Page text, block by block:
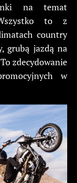
na temat
to z
country
grubą jazdą na
zdecydowanie
w